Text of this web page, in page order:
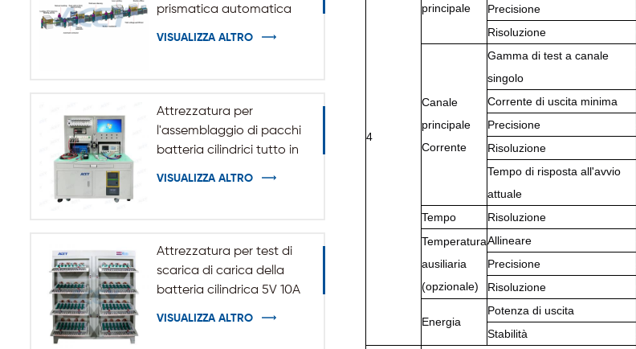
prismatica automatica
VISUALIZZA ALTRO
Attrezzatura per
l'assemblaggio di pacchi
batteria cilindrici tutto in
VISUALIZZA ALTRO
Attrezzatura per test di
scarica di carica della
batteria cilindrica 5V 10A
VISUALIZZA ALTRO
4
principale
Precisione
Risoluzione
Canale
principale
Corrente
Gamma di test a canale
singolo
Corrente di uscita minima
Precisione
Risoluzione
Tempo di risposta all'avvio
attuale
Tempo Risoluzione
Temperatura
ausiliaria
(opzionale)
Allineare
Precisione
Risoluzione
Energia
Potenza di uscita
Stabilità